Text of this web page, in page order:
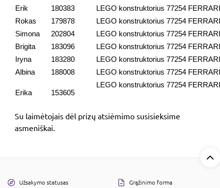
Erik
180383
LEGO konstruktorius 77254
Rokas
179878
LEGO konstruktorius 77254
Simona
202804
LEGO konstruktorius 77254
Brigita
183096
LEGO konstruktorius 77254
Iryna
183280
LEGO konstruktorius 77254
Albina
188008 LEGO konstruktorius 77254
Erika 153605
LEGO konstruktorius 77254
Su laimėtojais dėl prizų atsiėmimo susisieksime
asmeniškai.
Užsakymo statusas Grąžinimo forma